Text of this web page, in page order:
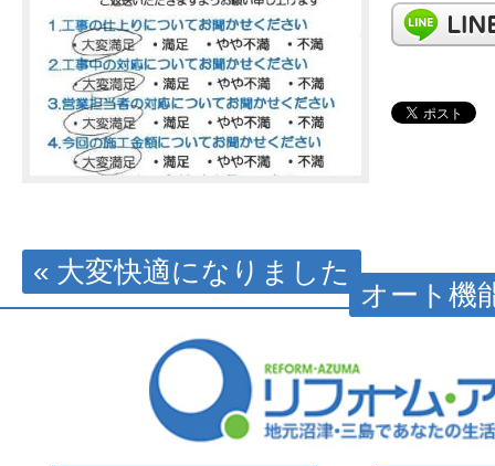
« 大変快適になりました
オート機